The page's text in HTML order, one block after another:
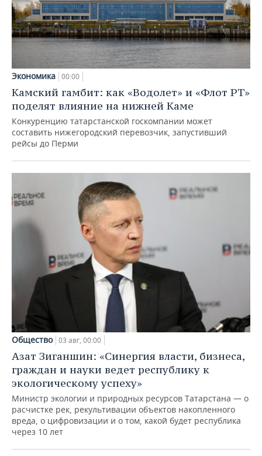
Экономика 00:00
Камский гамбит: как «Водолет» и «Флот РТ»
поделят влияние на нижней Каме
Конкуренцию татарстанской госкомпании может
составить нижегородский перевозчик, запустивший
рейсы до Перми
Общество 03 авг, 00:00
Азат Зиганшин: «Синергия власти, бизнеса,
граждан и науки ведет республику к
экологическому успеху»
Министр экологии и природных ресурсов Татарстана — о
расчистке рек, рекультивации объектов накопленного
вреда, о цифровизации и о том, какой будет республика
через 10 лет